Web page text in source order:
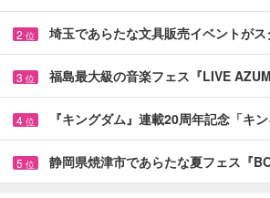
2 位 埼玉であらたな文具販売イベントが
3 位 福島最大級の音楽フェス『LIVE
4 位 『キングダム』連載20周年記念「キ
5 位 静岡県焼津市であらたな夏フェス『